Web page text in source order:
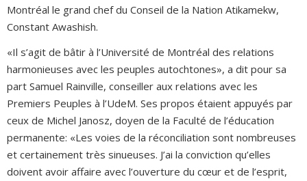
Montréal le grand chef du Conseil de la Nation Atikamekw,
Constant Awashish.
«Il s’agit de bâtir à l’Université de Montréal des relations
harmonieuses avec les peuples autochtones», a dit pour sa
part Samuel Rainville, conseiller aux relations avec les
Premiers Peuples à l’UdeM. Ses propos étaient appuyés par
ceux de Michel Janosz, doyen de la Faculté de l’éducation
permanente: «Les voies de la réconciliation sont nombreuses
et certainement très sinueuses. J’ai la conviction qu’elles
doivent avoir affaire avec l’ouverture du cœur et de l’esprit,